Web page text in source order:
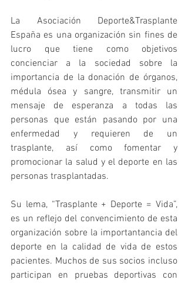
La Asociación Deporte&Trasplante
España es una organización sin fines de
lucro que tiene como objetivos
concienciar a la sociedad sobre la
importancia de la donación de órganos,
médula ósea y sangre, transmitir un
mensaje de esperanza a todas las
personas que están pasando por una
enfermedad y requieren de un
trasplante, así como fomentar y
promocionar la salud y el deporte en las
personas trasplantadas.
Su lema, “Trasplante + Deporte = Vida”,
es un reflejo del convencimiento de esta
organización sobre la importantancia del
deporte en la calidad de vida de estos
pacientes. Muchos de sus socios incluso
participan en pruebas deportivas con